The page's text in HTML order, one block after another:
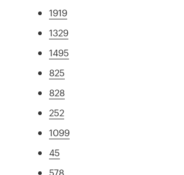
1919
1329
1495
825
828
252
1099
45
578